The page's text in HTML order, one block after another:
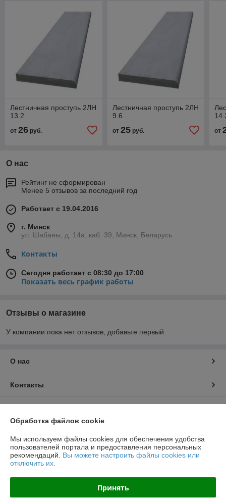
Лестничная проступь 2ЛН
13.2
от 26 руб.
Лестничная проступь 2ЛН
9.6
от 25руб. от
О нас
Рейтинг не сформирован
Менее 5 отзывов за последний год
Работает с 19.04.2016
г. Минск
ул. Шабаны, д. 14а, каб. 39, Минск, Беларусь
Контакты
Сегодня работает с 08:30 до 17:00
Показать весь график работы
Отзывы о магазине
У компании пока нет отзывов, добавьте первый
О нас
Контакты
Полная версия сайта
Политика обработки cookies
Обработка файлов cookie
Мы используем файлы cookies для обеспечения удобства
пользователей портала и предоставления персональных
рекомендаций. Вы можете настроить файлы cookies или
отключить их.
Принять